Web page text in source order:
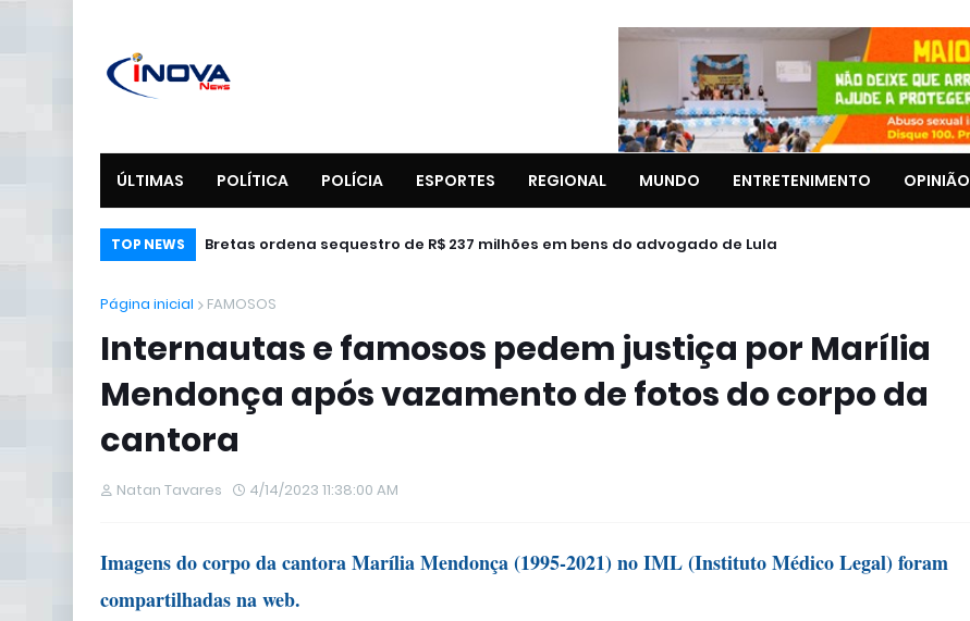
ÚLTIMAS POLÍTICA POLÍCIA ESPORTES REGIONAL MUNDO ENTRETENIMENTO OPINIÃO
TOP NEWS Bretas ordena sequestro de R$ 237 milhões em bens do advogado de Lula
Página inicial FAMOSOS
Internautas e famosos pedem justiça por Marília
Mendonça após vazamento de fotos do corpo da
cantora
Natan Tavares 4/14/2023 11:38:00 AM
Imagens do corpo da cantora Marília Mendonça (1995-2021) no IML (Instituto Médico Legal) foram
compartilhadas na web.